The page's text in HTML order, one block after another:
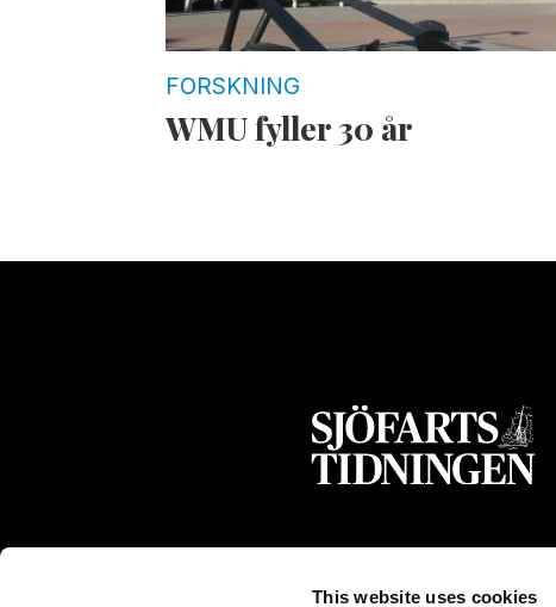
This website uses cookies
FORSKNING
WMU fyller 30 år